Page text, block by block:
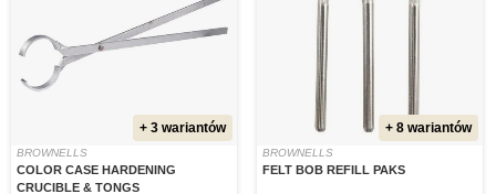
+ 3 wariantów
BROWNELLS
COLOR CASE HARDENING
CRUCIBLE & TONGS
+ 8 wariantów
BROWNELLS
FELT BOB REFILL PAKS